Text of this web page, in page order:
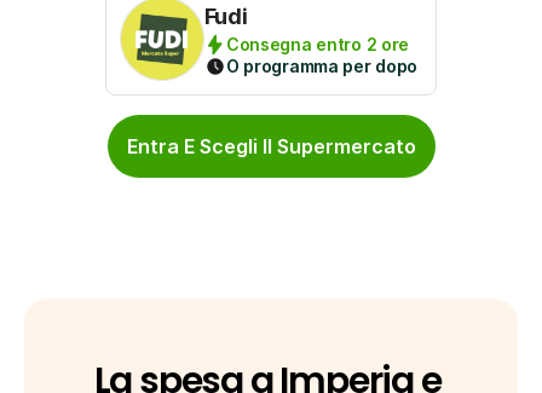
Fudi
Consegna entro 2 ore
O programma per dopo
Entra E Scegli Il Supermercato
La spesa a Imperia e